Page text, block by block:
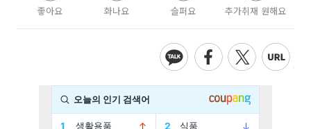
좋아요 화나요 슬퍼요 추가취재 원해요